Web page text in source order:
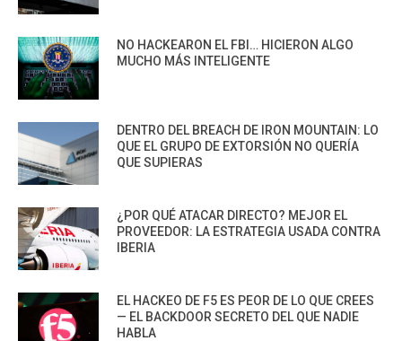
NO HACKEARON EL FBI… HICIERON ALGO
MUCHO MÁS INTELIGENTE
DENTRO DEL BREACH DE IRON MOUNTAIN: LO
QUE EL GRUPO DE EXTORSIÓN NO QUERÍA
QUE SUPIERAS
¿POR QUÉ ATACAR DIRECTO? MEJOR EL
PROVEEDOR: LA ESTRATEGIA USADA CONTRA
IBERIA
EL HACKEO DE F5 ES PEOR DE LO QUE CREES
— EL BACKDOOR SECRETO DEL QUE NADIE
HABLA